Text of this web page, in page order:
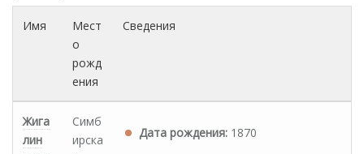
Имя
Мест
о
рожд
ения
Сведения
Жига
лин
Симб
ирска
Дата рождения: 1870